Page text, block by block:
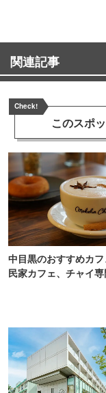
関連記事
Check!
このスポ
中目黒のおすすめカ
民家カフェ、チャイ